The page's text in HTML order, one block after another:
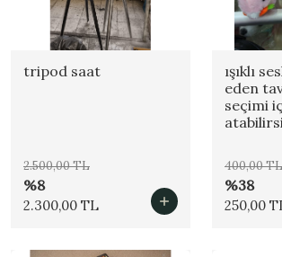
tripod saat
2.500,00 TL
%8
2.300,00 TL
ışıklı
eden
seçimi
400,00 TL
%38
250,00